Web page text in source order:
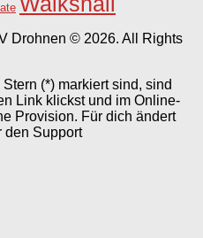
Drohnen © 2026. All Rights
(*) markiert sind, sind
Link klickst und im Online-
Provision. Für dich ändert
den Support